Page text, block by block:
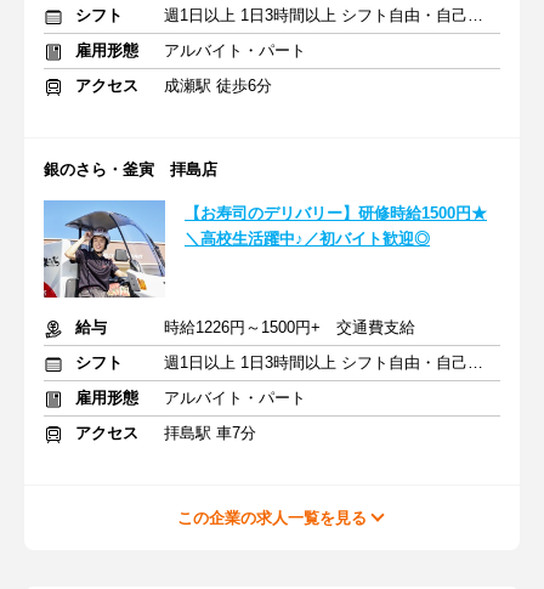
シフト
週1日以上 1日3時間以上 シフト自由・自己申告
雇用形態
アルバイト・パート
アクセス
成瀬駅 徒歩6分
銀のさら・釜寅 拝島店
【お寿司のデリバリー】研修時給1500円★
＼高校生活躍中♪／初バイト歓迎◎
給与
時給1226円～1500円+ 交通費支給
シフト
週1日以上 1日3時間以上 シフト自由・自己申告
雇用形態
アルバイト・パート
アクセス
拝島駅 車7分
この企業の求人一覧を見る